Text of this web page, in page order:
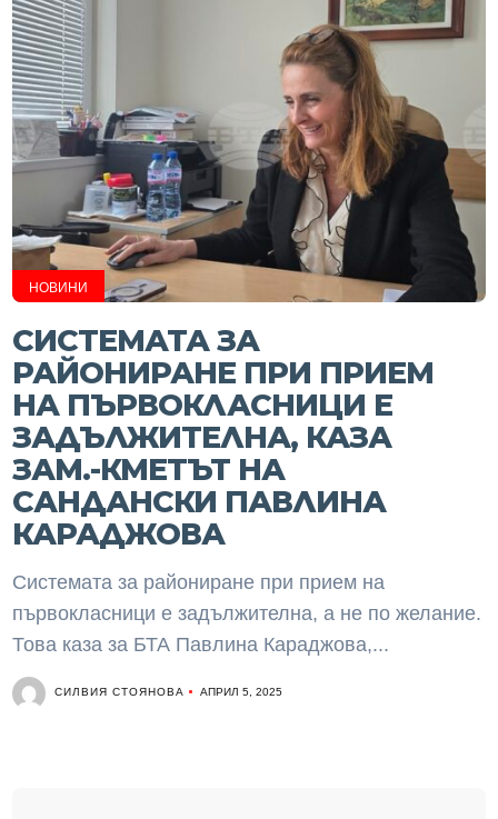
НОВИНИ
СИСТЕМАТА ЗА
РАЙОНИРАНЕ ПРИ ПРИЕМ
НА ПЪРВОКЛАСНИЦИ Е
ЗАДЪЛЖИТЕЛНА, КАЗА
ЗАМ.-КМЕТЪТ НА
САНДАНСКИ ПАВЛИНА
КАРАДЖОВА
Системата за райониране при прием на
първокласници е задължителна, а не по желание.
Това каза за БТА Павлина Караджова,...
СИЛВИЯ СТОЯНОВА АПРИЛ 5, 2025